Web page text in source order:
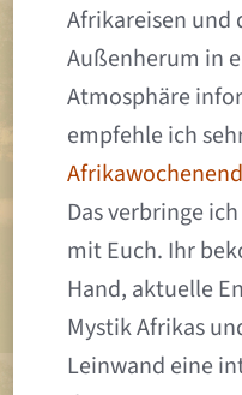
Afrikareisen und
Außenherum in
Atmosphäre
empfehle ich
Das verbringe
mit Euch. Ihr
Hand, aktuelle
Mystik Afrikas
Leinwand eine